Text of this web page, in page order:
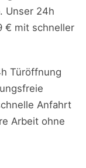
Unser 24h
€ mit schneller
Türöffnung
Anfahrt
Arbeit ohne